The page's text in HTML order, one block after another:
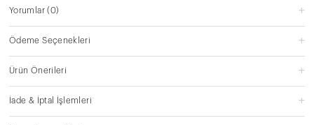
Yorumlar(0)
Ödeme Seçenekleri
Ürün Önerileri
İade & İptal İşlemleri